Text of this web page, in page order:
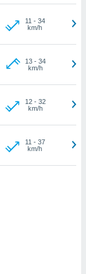
11 - 34
km/h
13- 34
km/h
12- 32
km/h
11 - 37
km/h